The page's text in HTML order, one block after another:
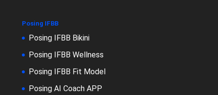
Posing IFBB
Posing IFBB Bikini
Posing IFBB Wellness
Posing IFBB Fit Model
Posing AI Coach APP